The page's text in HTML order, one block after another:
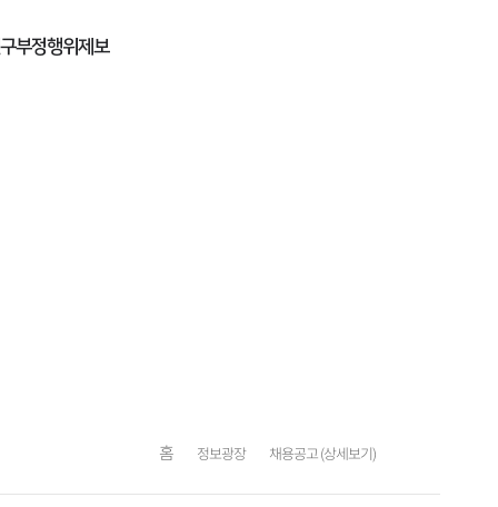
부정행위제보
홈 정보광장 채용공고 (상세보기)